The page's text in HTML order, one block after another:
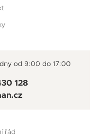
od 9:00 do 17:00
128
řád